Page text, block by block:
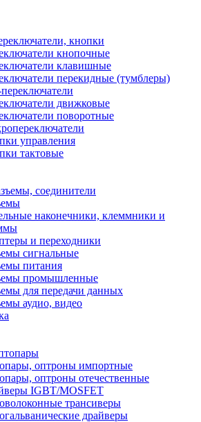
кнопки
кнопочные
клавишные
перекидные (тумблеры)
движковые
поворотные
управления
тактовые
соединители
наконечники, клеммники и
и переходники
сигнальные
питания
промышленные
для передачи данных
аудио, видео
оптроны импортные
оптроны отечественные
IGBT/MOSFET
трансиверы
драйверы